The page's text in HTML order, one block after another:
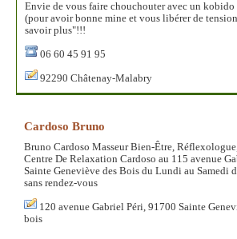
Envie de vous faire chouchouter avec un
(pour avoir bonne mine et vous libérer de
savoir plus"!!!
06 60 45 91 95
92290 Châtenay-Malabry
Cardoso Bruno
Bruno Cardoso Masseur Bien-Être,
Centre De Relaxation Cardoso au 115 avenue
Sainte Geneviève des Bois du Lundi au Samedi
sans rendez-vous
120 avenue Gabriel Péri, 91700 Sainte
bois